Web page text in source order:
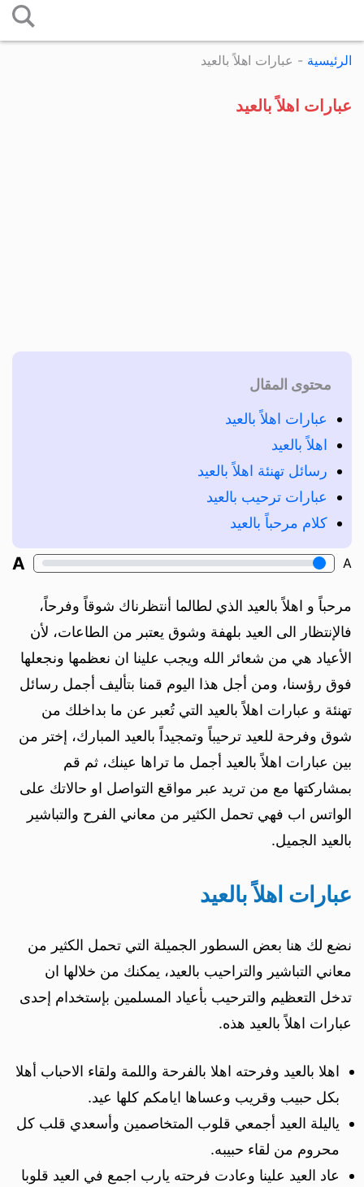
إلى
الرئيسية - عبارات اهلاً بالعيد
عبارات اهلاً بالعيد
محتوى المقال
عبارات اهلاً بالعيد
اهلاً بالعيد
رسائل تهنئة اهلاً بالعيد
عبارات ترحيب بالعيد
كلام مرحباً بالعيد
A
A
مرحباً و اهلاً بالعيد الذي لطالما أنتظرناك شوقاً وفرحاً،
فالإنتظار الى العيد بلهفة وشوق يعتبر من الطاعات، لأن
الأعياد هي من شعائر الله ويجب علينا ان نعظمها ونجعلها
فوق رؤسنا، ومن أجل هذا اليوم قمنا بتأليف أجمل رسائل
تهنئة و عبارات اهلاً بالعيد التي تُعبر عن ما بداخلك من
شوق وفرحة للعيد ترحيباً وتمجيداً بالعيد المبارك، إختر من
بين عبارات اهلاً بالعيد أجمل ما تراها عينك، ثم قم
بمشاركتها مع من تريد عبر مواقع التواصل او حالاتك على
الواتس اب فهي تحمل الكثير من معاني الفرح والتباشير
بالعيد الجميل.
عبارات اهلاً بالعيد
نضع لك هنا بعض السطور الجميلة التي تحمل الكثير من
معاني التباشير والتراحيب بالعيد، يمكنك من خلالها ان
تدخل التعظيم والترحيب بأعياد المسلمين بإستخدام إحدى
عبارات اهلاً بالعيد هذه.
اهلا بالعيد وفرحته اهلا بالفرحة واللمة ولقاء الاحباب أهلا
بكل حبيب وقريب وعساها ايامكم كلها عيد.
ياليلة العيد أجمعي قلوب المتخاصمين وأسعدي قلب كل
محروم من لقاء حبيبه.
عاد العيد علينا وعادت فرحته يارب اجمع في العيد قلوبا